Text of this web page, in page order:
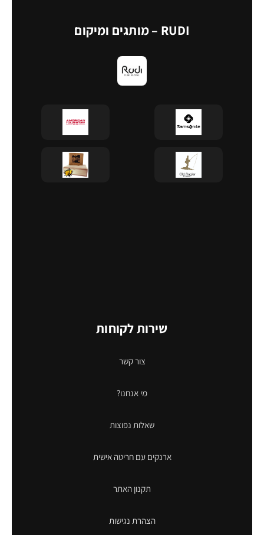
RUDI – מותגים ומיקום
שירות לקוחות
צור קשר
מי אנחנו?
שאלות נפוצות
ארנקים עם חריטה אישית
תקנון האתר
הצהרת נגישות